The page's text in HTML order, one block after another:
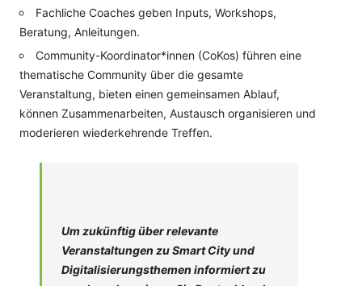
Fachliche Coaches geben Inputs, Workshops,
Beratung, Anleitungen.
Community-Koordinator*innen (CoKos) führen eine
thematische Community über die gesamte
Veranstaltung, bieten einen gemeinsamen Ablauf,
können Zusammenarbeiten, Austausch organisieren und
moderieren wiederkehrende Treffen.
Um zukünftig über relevante
Veranstaltungen zu Smart City und
Digitalisierungsthemen informiert zu